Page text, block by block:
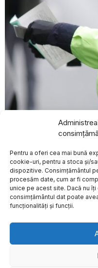
Pentru a oferi cea mai bună
cookie-uri, pentru a stoca și/
dispozitive. Consimțământul
procesăm date, cum ar fi
unice pe acest site. Dacă nu
consimțământul dat poate
funcționalități și funcții.
Curtea de Apel
de suspendare a
ACTUALE
Despre Politica de
BREAKING NEWS
se
sosirea
și
croazieră
hantavirus
Autoritățile
anunțat că
Instanța
decide că
nu sunt
ofere apă
robinet